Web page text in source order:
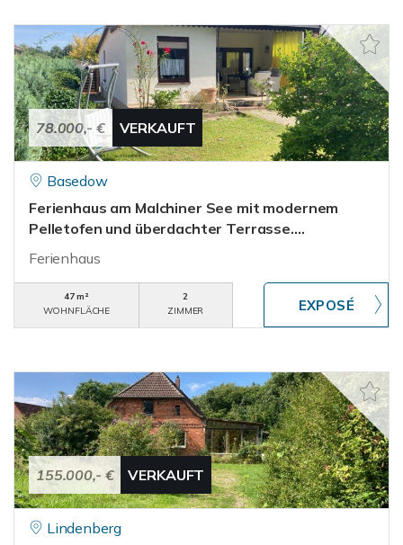
78.000,- € VERKAUFT
Basedow
Ferienhaus am Malchiner See mit modernem
Pelletofen und überdachter Terrasse....
Ferienhaus
47 m²
WOHNFLÄCHE
2
ZIMMER
155.000,- € VERKAUFT
Lindenberg